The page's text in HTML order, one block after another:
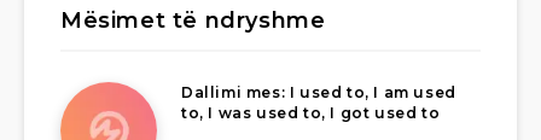
Mësimet të ndryshme
Dallimi mes: I used to, I am used
to, I was used to, I got used to